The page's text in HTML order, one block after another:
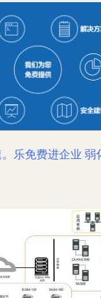
乐免费进企业 弱